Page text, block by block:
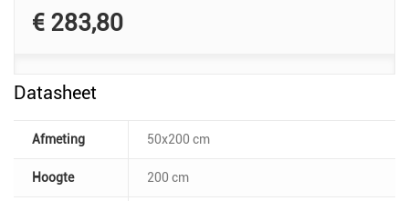
€ 283,80
Datasheet
Afmeting 50x200 cm
Hoogte 200 cm